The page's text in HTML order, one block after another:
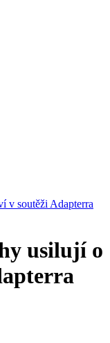
v soutěži Adapterra
usilují o